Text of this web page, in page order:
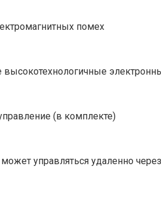
помех
(в комплекте)
управляться удаленно